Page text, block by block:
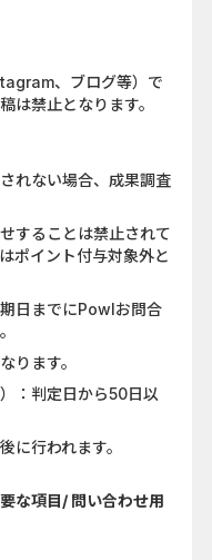
、ブログ等）で
は禁止となります。
れない場合、成果調査
することは禁止されて
ポイント付与対象外と
日までにPowlお問合
ります。
：判定日から50日以
に行われます。
な項目/ 問い合わせ用